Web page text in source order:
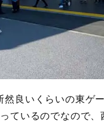
良いくらいの東ゲ
ているのでなので